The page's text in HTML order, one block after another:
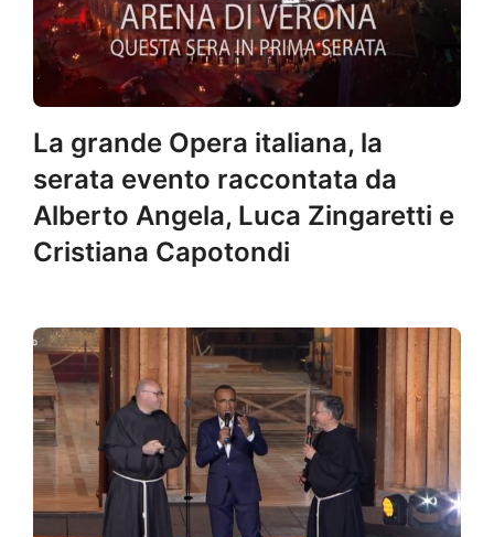
La grande Opera italiana, la
serata evento raccontata da
Alberto Angela, Luca Zingaretti e
Cristiana Capotondi